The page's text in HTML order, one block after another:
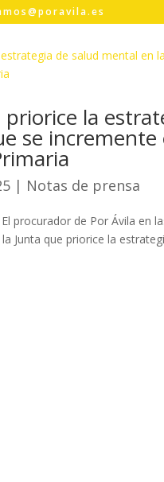
priorice la
se
| Notas de prensa
procurador de Por Ávila en
Junta que priorice la